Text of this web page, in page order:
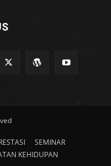
SEMINAR
KEHIDUPAN